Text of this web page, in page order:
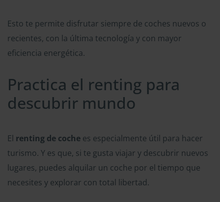
Esto te permite disfrutar siempre de coches nuevos o
recientes, con la última tecnología y con mayor
eficiencia energética.
Practica el renting para
descubrir mundo
El renting de coche es especialmente útil para hacer
turismo. Y es que, si te gusta viajar y descubrir nuevos
lugares, puedes alquilar un coche por el tiempo que
necesites y explorar con total libertad.